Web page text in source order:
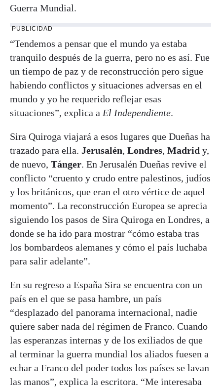
Guerra Mundial.
PUBLICIDAD
“Tendemos a pensar que el mundo ya estaba
tranquilo después de la guerra, pero no es así. Fue
un tiempo de paz y de reconstrucción pero sigue
habiendo conflictos y situaciones adversas en el
mundo y yo he requerido reflejar esas
situaciones”, explica a El Independiente.
Sira Quiroga viajará a esos lugares que Dueñas ha
trazado para ella. Jerusalén, Londres, Madrid y,
de nuevo, Tánger. En Jerusalén Dueñas revive el
conflicto “cruento y crudo entre palestinos, judíos
y los británicos, que eran el otro vértice de aquel
momento”. La reconstrucción Europea se aprecia
siguiendo los pasos de Sira Quiroga en Londres, a
donde se ha ido para mostrar “cómo estaba tras
los bombardeos alemanes y cómo el país luchaba
para salir adelante”.
En su regreso a España Sira se encuentra con un
país en el que se pasa hambre, un país
“desplazado del panorama internacional, nadie
quiere saber nada del régimen de Franco. Cuando
las esperanzas internas y de los exiliados de que
al terminar la guerra mundial los aliados fuesen a
echar a Franco del poder todos los países se lavan
las manos”, explica la escritora. “Me interesaba